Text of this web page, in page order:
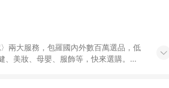
兩大服務，包羅國內外數百萬選品，低
美妝、母嬰、服飾等，快來選購。